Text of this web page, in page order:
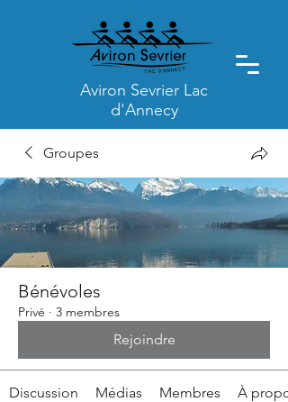
Aviron Sevrier Lac
d'Annecy
Groupes
Bénévoles
Privé · 3 membres
Rejoindre
Discussion Médias Membres À